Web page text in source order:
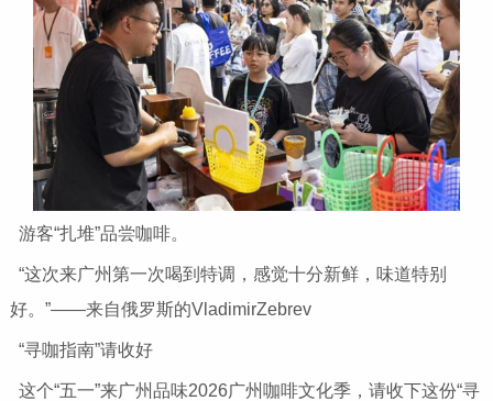
游客“扎堆”品尝咖啡。
“这次来广州第一次喝到特调，感觉十分新鲜，味道特别
好。”——来自俄罗斯的VladimirZebrev
“寻咖指南”请收好
这个“五一”来广州品味2026广州咖啡文化季，请收下这份“寻